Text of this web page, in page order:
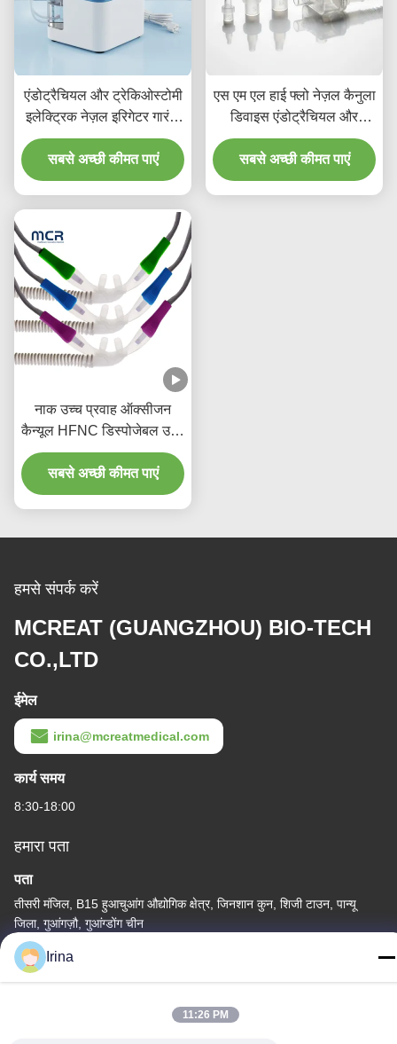
एंडोट्रैचियल और ट्रेकिओस्टोमी
इलेक्ट्रिक नेज़ल इरिगेटर गारंटी
अवधि पांच साल नैदानिक ​​सेटिंग्स
के लिए नेज़ल इरिगेशन की
पेशकश
सबसे अच्छी कीमत पाएं
एस एम एल हाई फ्लो नेज़ल कैनुला
डिवाइस एंडोट्रैचियल और
ट्रेकियोस्टोमी अनुप्रयोगों के लिए
प्रभावी थेरेपी प्रदान करने के
लिए डिज़ाइन किया गया
सबसे अच्छी कीमत पाएं
नाक उच्च प्रवाह ऑक्सीजन
कैन्यूल HFNC डिस्पोजेबल उच्च
प्रवाह नाक कैन्यूल
सबसे अच्छी कीमत पाएं
हमसे संपर्क करें
MCREAT (GUANGZHOU) BIO-TECH
CO.,LTD
ईमेल
irina@mcreatmedical.com
कार्य समय
8:30-18:00
हमारा पता
पता
तीसरी मंजिल, B15 हुआचुआंग औद्योगिक क्षेत्र, जिनशान कुन, शिजी टाउन, पान्यू
जिला, गुआंगज़ौ, गुआंग्डोंग चीन
टेलीफोन
86-020-3156-0583
Irina
11:26 PM